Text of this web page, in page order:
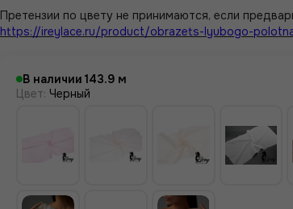
Претензии по цвету не принимаются, если
https://ireylace.ru/product/obrazets-lyubogo-
В наличии 143.9
Цвет: Черный